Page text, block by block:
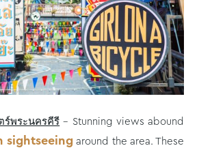
ร์พระนครคีรี – Stunning views abound
sightseeingaround the area. These